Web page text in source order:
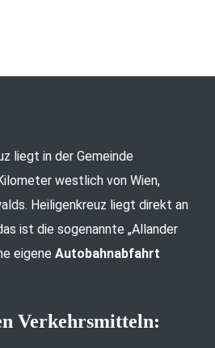
liegt in der Gemeinde
westlich von Wien,
Heiligenkreuz liegt direkt an
ist die sogenannte „Allander
eigene Autobahnabfahrt
Verkehrsmitteln: